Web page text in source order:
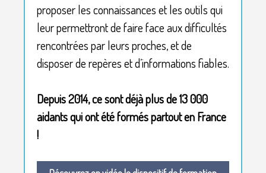
proposer les connaissances et les outils qui
leur permettront de faire face aux difficultés
rencontrées par leurs proches, et de
disposer de repères et d’informations fiables.
Depuis 2014, ce sont déjà plus de 13 000
aidants qui ont été formés partout en France
!